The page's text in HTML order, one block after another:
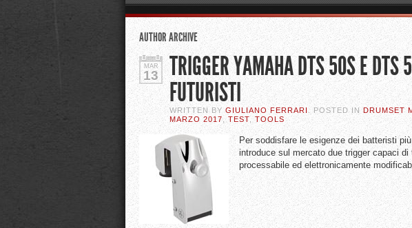
AUTHOR ARCHIVE
MAR
13
TRIGGER YAMAHA DTS 50S E DTS
FUTURISTI
WRITTEN BY GIULIANO FERRARI. POSTED IN DRUMSET
MARZO 2017
TEST TOOLS
Per soddisfare le esigenze dei batteristi
introduce sul mercato due trigger capaci
processabile ed elettronicamente